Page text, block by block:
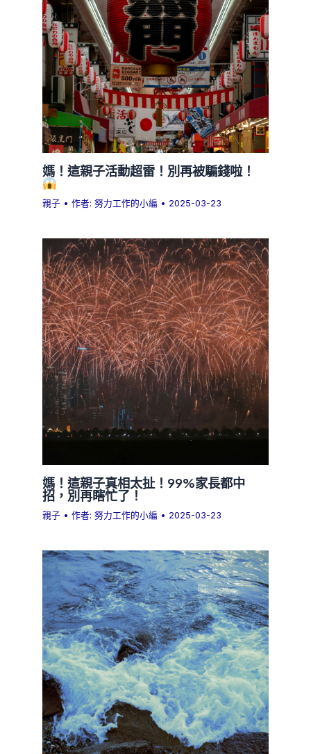
媽！這親子活動超雷！別再被騙錢啦！
親子 • 作者:努力工作的小編 • 2025-03-23
媽！這親子真相太扯！99%家長都中
招，別再瞎忙了！
親子 • 作者:努力工作的小編 • 2025-03-23